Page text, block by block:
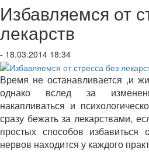
Избавляемся от
лекарств
- 18.03.2014 18:34
Время не останавливается ,и
однако вслед за
накапливаться и
сразу бежать за лекарствами,
простых способов избавиться
нервов находится у каждого